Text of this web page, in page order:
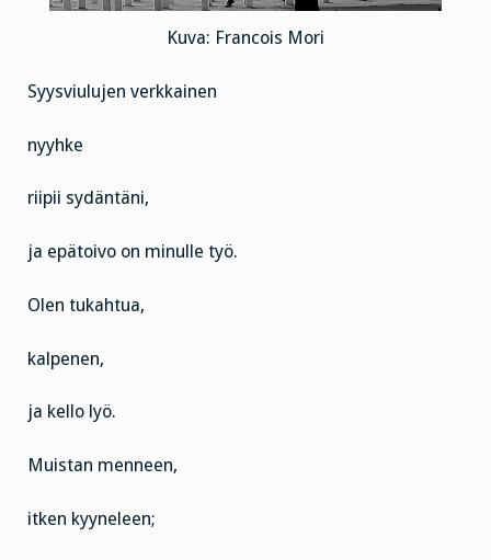
Kuva: Francois Mori
Syysviulujen verkkainen
nyyhke
riipii sydäntäni,
ja epätoivo on minulle työ.
Olen tukahtua,
kalpenen,
ja kello lyö.
Muistan menneen,
itken kyyneleen;